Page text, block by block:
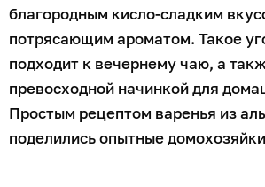
благородным кисло-сладким
потрясающим ароматом. Такое
подходит к вечернему чаю, а
превосходной начинкой для
Простым рецептом варенья из
поделились опытные